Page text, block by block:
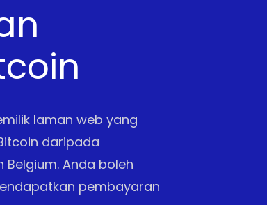
laman web yang
daripada
Anda boleh
pembayaran